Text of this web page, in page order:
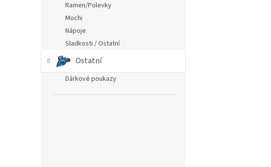
Ramen/Polevky
Mochi
Nápoje
Sladkosti / Ostatní
Ostatní
Dárkové poukazy